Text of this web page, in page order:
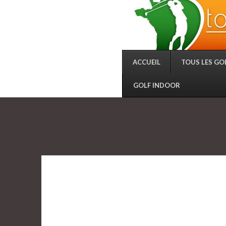
ACCUEIL TOUS LES
GOLF INDOOR